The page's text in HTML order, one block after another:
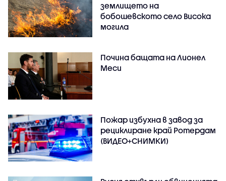
землището на
бобошевското село Висока
могила
Почина бащата на Лионел
Меси
Пожар избухна в завод за
рециклиране край Ротердам
(ВИДЕО+СНИМКИ)